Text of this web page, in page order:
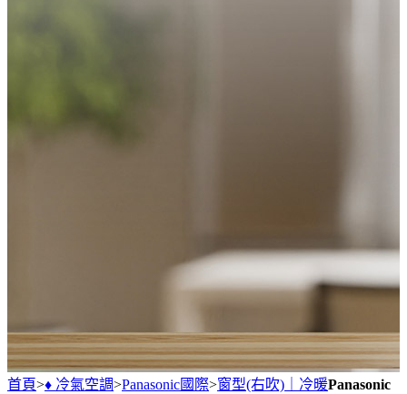
首頁>♦ 冷氣空調>Panasonic國際>窗型(右吹)｜冷暖Panasonic